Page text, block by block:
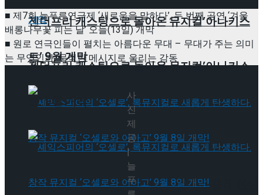
젠더프리 캐스팅으로 돌아온 뮤지컬’아나키스
트’ 9월 개막
셰익스피어의 ‘오셀로’, 록뮤지컬로 새롭게 탄생
젠더프리 캐스팅으로 돌아온 뮤지컬’아나키스
트’ 9월 개막
■ 제7회 늘푸른연극제 ‘새로움을 말하다’, 두 번째 공연 ‘겨울
배롱나무꽃 피는 날’ 오늘(13일) 개막
■ 원로 연극인들이 펼치는 아름다운 무대 – 무대가 주는 의미
는 무엇인가, 묵직한 메시지로 울리는 감동
사
진
제
공
|
늘
푸